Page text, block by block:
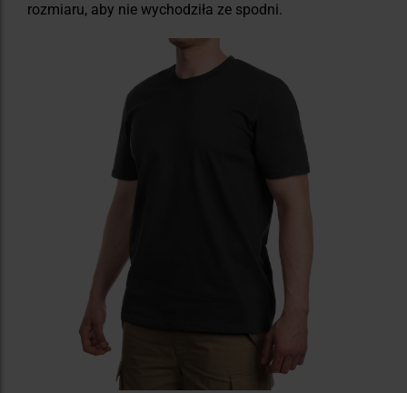
rozmiaru, aby nie wychodziła ze spodni.